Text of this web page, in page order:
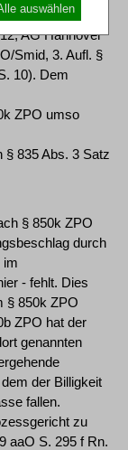
AG Hannover
Smid, 3. Aufl. §
10). Dem
ZPO umso
835 Abs. 3 Satz
§ 850k ZPO
durch
im
- fehlt. Dies
§ 850k ZPO
ZPO hat der
genannten
der Billigkeit
fallen.
zu
aaO S. 295 f Rn.
auswählen